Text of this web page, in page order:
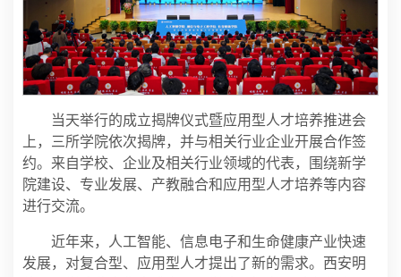
当天举行的成立揭牌仪式暨应用型人才培养推进会
上，三所学院依次揭牌，并与相关行业企业开展合作签
约。来自学校、企业及相关行业领域的代表，围绕新学
院建设、专业发展、产教融合和应用型人才培养等内容
进行交流。
近年来，人工智能、信息电子和生命健康产业快速
发展，对复合型、应用型人才提出了新的需求。西安明